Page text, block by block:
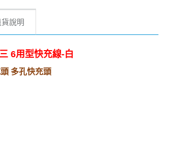
說明
6用型快充線-白
多孔快充頭